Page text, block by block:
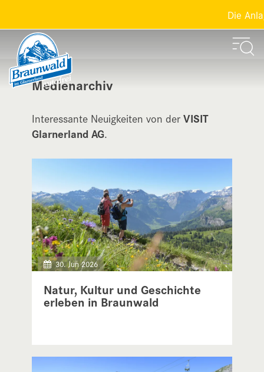
Die Anlagen
Medienarchiv
Interessante Neuigkeiten von derVISIT
Glarnerland AG.
Natur, Kultur und Geschichte
erleben in Braunwald
30. Jun 2026